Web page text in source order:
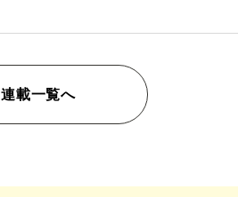
連載一覧へ